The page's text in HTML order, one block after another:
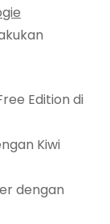
Edition di
Kiwi
dengan